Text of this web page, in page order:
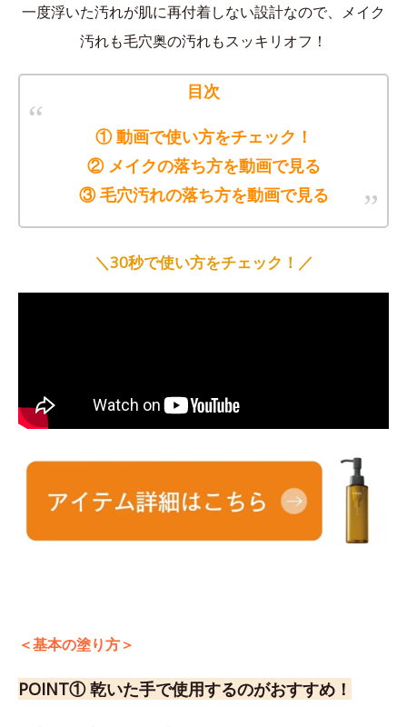
一度浮いた汚れが肌に再付着しない設計なので、メイク
汚れも毛穴奥の汚れもスッキリオフ！
目次
① 動画で使い方をチェック！
② メイクの落ち方を動画で見る
③ 毛穴汚れの落ち方を動画で見る
＼30秒で使い方をチェック！／
＜基本の塗り方＞
POINT① 乾いた手で使用するのがおすすめ！